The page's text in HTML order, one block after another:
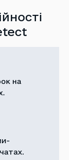
на